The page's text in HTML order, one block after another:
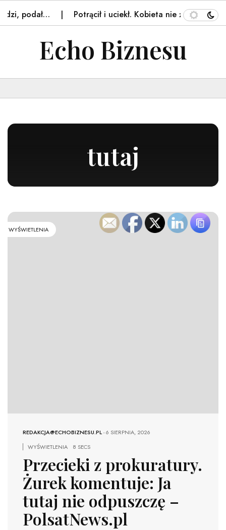
Potrącił i uciekł. Kobieta nie żyje. Tragedia w…
Echo Biznesu
tutaj
WYŚWIETLENIA
REDAKCJA@ECHOBIZNESU.PL-6 SIERPNIA, 2026
WYŚWIETLENIA
8 SECS
Przecieki z prokuratury.
Żurek komentuje: Ja
tutaj nie odpuszczę –
PolsatNews.pl